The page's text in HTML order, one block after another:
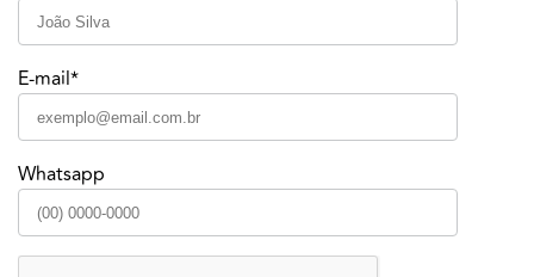
E-mail*
Whatsapp